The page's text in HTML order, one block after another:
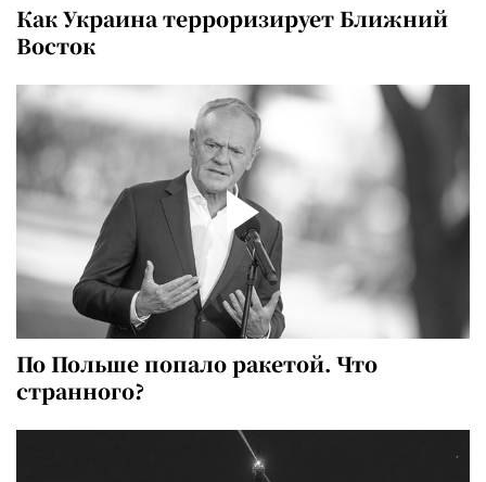
Как Украина терроризирует Ближний
Восток
По Польше попало ракетой. Что
странного?